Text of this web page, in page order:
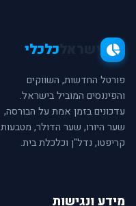
כלכלי
פורטל החדשות, השווקים
והפיננסים המוביל בישראל.
עדכונים בזמן אמת על הבורסה,
שער היורו, שער הדולר, מטבעות
קריפטו, נדל"ן וכלכלת בית.
מידע ונגישות